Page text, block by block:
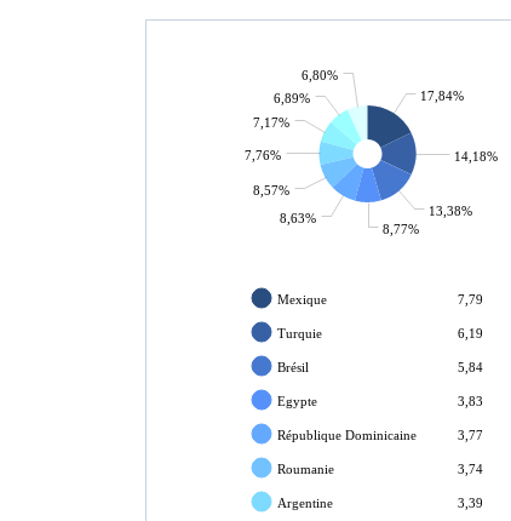
17,84%
14,18%
13,38%
8,77%
8,63%
8,57%
7,76%
7,17%
6,89%
6,80%
Mexique 7,79
Turquie 6,19
Brésil 5,84
Egypte 3,83
République Dominicaine 3,77
Roumanie 3,74
Argentine 3,39